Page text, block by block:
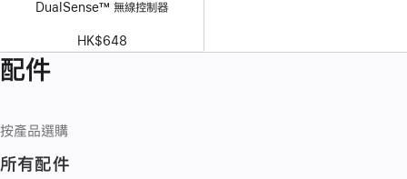
DualSense™ 無線控制器
HK$648
配件
按產品選購
所有配件